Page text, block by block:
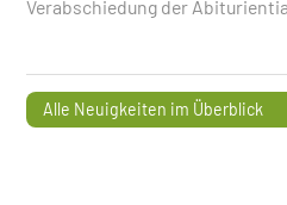
Verabschiedung der
Alle Neuigkeiten im Überblick